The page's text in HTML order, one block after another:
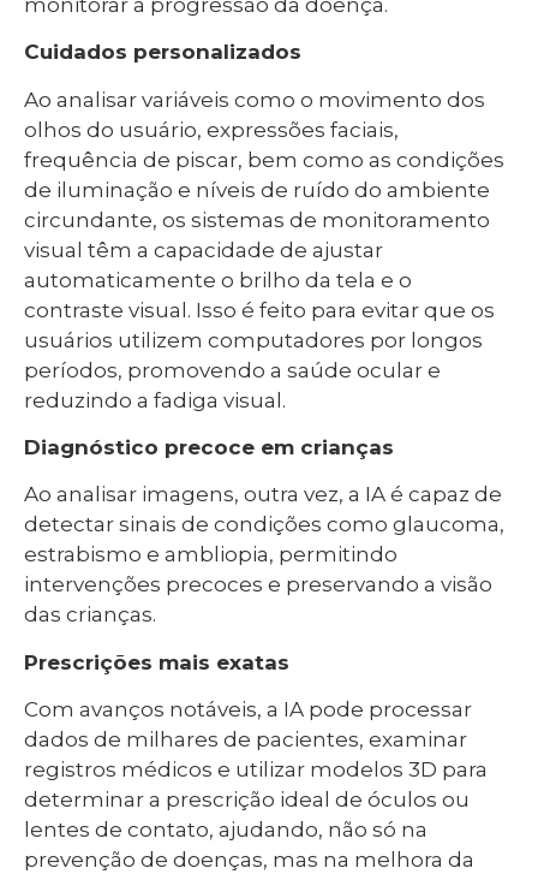
Cuidados personalizados
Ao analisar variáveis como o movimento dos
olhos do usuário, expressões faciais,
frequência de piscar, bem como as condições
de iluminação e níveis de ruído do ambiente
circundante, os sistemas de monitoramento
visual têm a capacidade de ajustar
automaticamente o brilho da tela e o
contraste visual. Isso é feito para evitar que os
usuários utilizem computadores por longos
períodos, promovendo a saúde ocular e
reduzindo a fadiga visual.
Diagnóstico precoce em crianças
Ao analisar imagens, outra vez, a IA é capaz de
detectar sinais de condições como glaucoma,
estrabismo e ambliopia, permitindo
intervenções precoces e preservando a visão
das crianças.
Prescrições mais exatas
Com avanços notáveis, a IA pode processar
dados de milhares de pacientes, examinar
registros médicos e utilizar modelos 3D para
determinar a prescrição ideal de óculos ou
lentes de contato, ajudando, não só na
prevenção de doenças, mas na melhora da